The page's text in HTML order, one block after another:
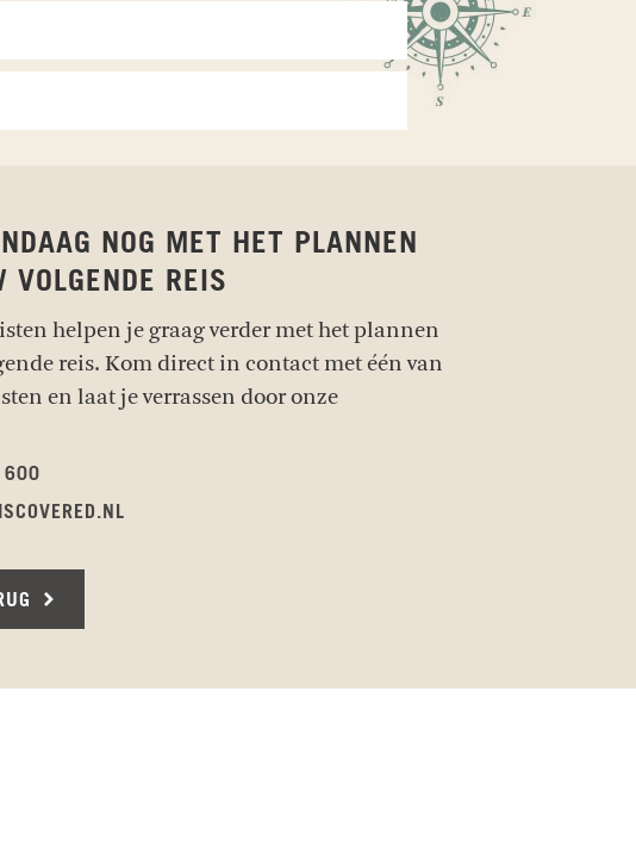
NOG MET HET PLANNEN
VOLGENDE REIS
helpen je graag verder met het plannen
reis. Kom direct in contact met één van
en laat je verrassen door onze